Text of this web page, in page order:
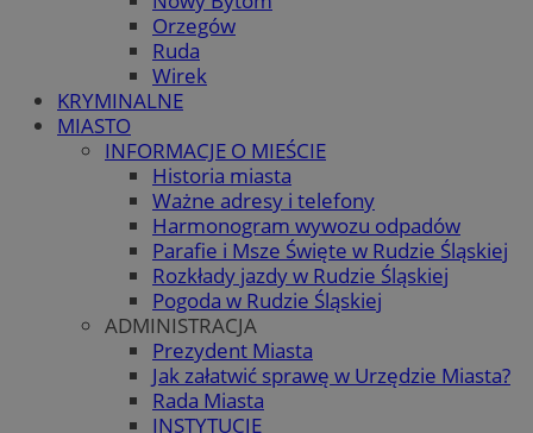
Orzegów
Ruda
Wirek
KRYMINALNE
MIASTO
INFORMACJE O MIEŚCIE
Historia miasta
Ważne adresy i telefony
Harmonogram wywozu odpadów
Parafie i Msze Święte w Rudzie Śląskiej
Rozkłady jazdy w Rudzie Śląskiej
Pogoda w Rudzie Śląskiej
ADMINISTRACJA
Prezydent Miasta
Jak załatwić sprawę w Urzędzie Miasta?
Rada Miasta
INSTYTUCJE